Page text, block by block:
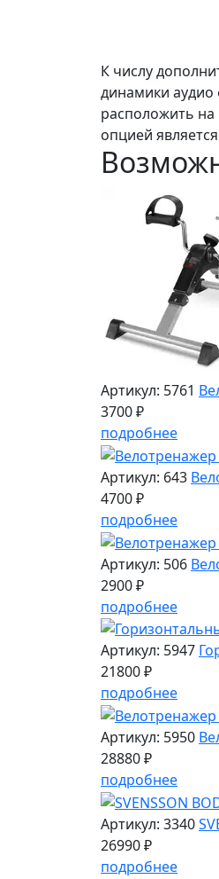
К числу
динамики
расположить на
опцией
Артикул: 5761
3700 ₽
подробнее
Артикул: 643
4700 ₽
подробнее
Артикул: 506
2900 ₽
подробнее
Артикул: 5947
21800 ₽
подробнее
Артикул: 5950
28880 ₽
подробнее
Артикул: 3340
26990 ₽
подробнее